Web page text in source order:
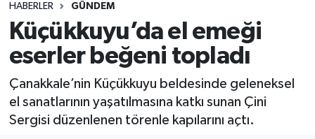
HABERLER GÜNDEM
Küçükkuyu’da el emeği
eserler beğeni topladı
Çanakkale’nin Küçükkuyu beldesinde geleneksel
el sanatlarının yaşatılmasına katkı sunan Çini
Sergisi düzenlenen törenle kapılarını açtı.
Ekonomi
Gündem
Kültür ve Sanat
Süper Lig Puan Durumu ve Fikstür
Tüm Manşetler
Son Dakika Haberleri